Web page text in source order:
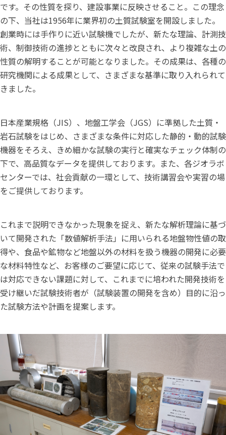
です。その性質を探り、建設事業に反映させること。この理念
の下、当社は1956年に業界初の土質試験室を開設しました。
創業時には手作りに近い試験機でしたが、新たな理論、計測技
術、制御技術の進捗とともに次々と改良され、より複雑な土の
性質の解明することが可能となりました。その成果は、各種の
研究機関による成果として、さまざまな基準に取り入れられて
きました。
日本産業規格（JIS）、地盤工学会（JGS）に準拠した土質・
岩石試験をはじめ、さまざまな条件に対応した静的・動的試験
機器をそろえ、きめ細かな試験の実行と確実なチェック体制の
下で、高品質なデータを提供しております。また、各ジオラボ
センターでは、社会貢献の一環として、技術講習会や実習の場
をご提供しております。
これまで説明できなかった現象を捉え、新たな解析理論に基づ
いて開発された「数値解析手法」に用いられる地盤物性値の取
得や、食品や鉱物など地盤以外の材料を扱う機器の開発に必要
な材料特性など、お客様のご要望に応じて、従来の試験手法で
は対応できない課題に対して、これまでに培われた開発技術を
受け継いだ試験技術者が（試験装置の開発を含め）目的に沿っ
た試験方法や計画を提案します。